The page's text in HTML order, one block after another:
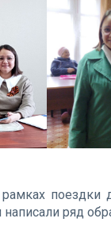
поездки
написали ряд